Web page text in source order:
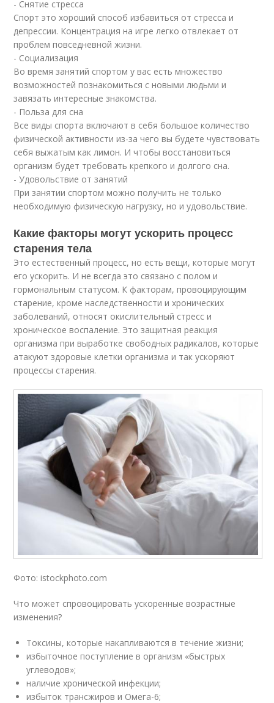
- Снятие стресса
Спорт это хороший способ избавиться от стресса и
депрессии. Концентрация на игре легко отвлекает от
проблем повседневной жизни.
- Социализация
Во время занятий спортом у вас есть множество
возможностей познакомиться с новыми людьми и
завязать интересные знакомства.
- Польза для сна
Все виды спорта включают в себя большое количество
физической активности из-за чего вы будете чувствовать
себя выжатым как лимон. И чтобы восстановиться
организм будет требовать крепкого и долгого сна.
- Удовольствие от занятий
При занятии спортом можно получить не только
необходимую физическую нагрузку, но и удовольствие.
Какие факторы могут ускорить процесс
старения тела
Это естественный процесс, но есть вещи, которые могут
его ускорить. И не всегда это связано с полом и
гормональным статусом. К факторам, провоцирующим
старение, кроме наследственности и хронических
заболеваний, относят окислительный стресс и
хроническое воспаление. Это защитная реакция
организма при выработке свободных радикалов, которые
атакуют здоровые клетки организма и так ускоряют
процессы старения.
Фото: istockphoto.com
Что может спровоцировать ускоренные возрастные
изменения?
Токсины, которые накапливаются в течение жизни;
избыточное поступление в организм «быстрых
углеводов»;
наличие хронической инфекции;
избыток трансжиров и Омега-6;